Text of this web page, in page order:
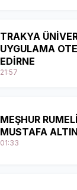
TRAKYA
UYGULAMA
EDİRNE
21:57
MEŞHUR
MUSTAFA
01:33